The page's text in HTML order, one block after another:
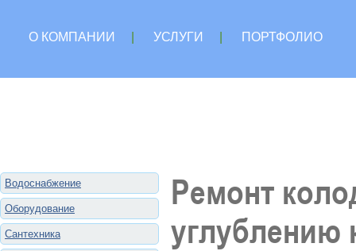
О КОМПАНИИ УСЛУГИ
ПОРТФОЛИО
Водоснабжение
Оборудование
Сантехника
Ремонт
углублению